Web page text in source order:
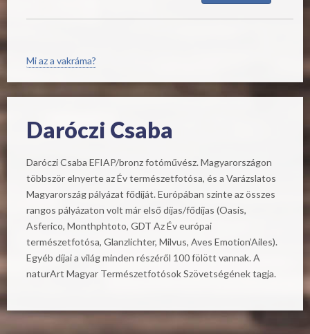
Daróczi Csaba
Daróczi Csaba EFIAP/bronz fotóművész. Magyarországon
többször elnyerte az Év természetfotósa, és a Varázslatos
Magyarország pályázat fődíját. Európában szinte az összes
rangos pályázaton volt már első díjas/fődíjas (Oasis,
Asferico, Monthphtoto, GDT Az Év európai
természetfotósa, Glanzlichter, Milvus, Aves Emotion’Ailes).
Egyéb díjai a világ minden részéről 100 fölött vannak. A
naturArt Magyar Természetfotósok Szövetségének tagja.
Mi az a vakráma?